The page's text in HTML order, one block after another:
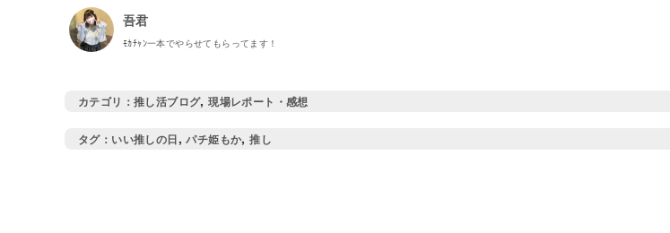
吾君
ﾓｶﾁｬﾝ一本でやらせてもらってます！
推し活ブログ,現場レポート・感想
いい推しの日,パチ姫もか,推し